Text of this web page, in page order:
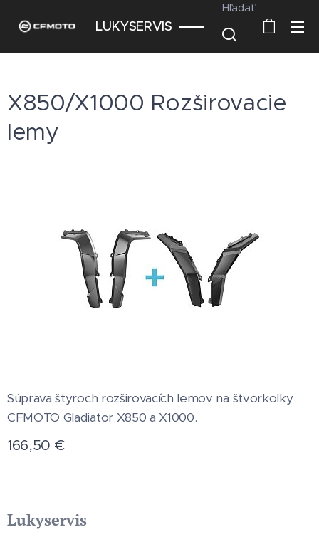
LUKYSERVIS
Hľadať
X850/X1000 Rozširovacie
lemy
Súprava štyroch rozširovacích lemov na štvorkolky
CFMOTO Gladiator X850 a X1000.
166,50 €
Lukyservis